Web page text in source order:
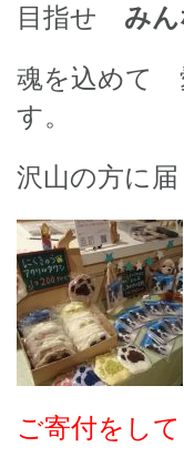
目指せ み
魂を込めて
す。
沢山の方に
ご寄付をし